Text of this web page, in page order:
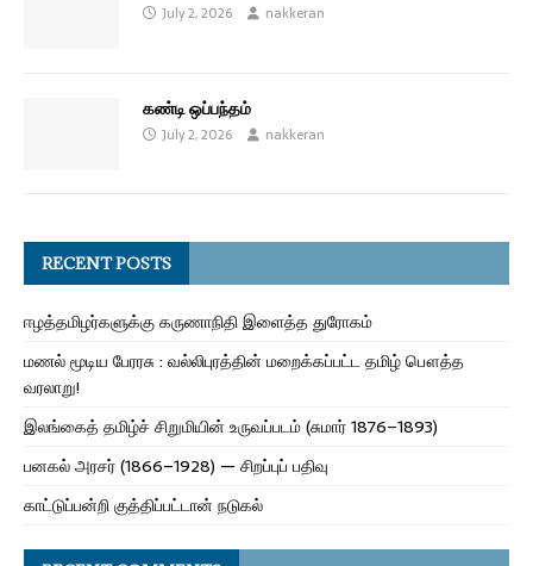
July 2, 2026 nakkeran
கண்டி ஒப்பந்தம்
July 2, 2026 nakkeran
RECENT POSTS
ஈழத்தமிழர்களுக்கு கருணாநிதி இளைத்த துரோகம்
மணல் மூடிய பேரரசு : வல்லிபுரத்தின் மறைக்கப்பட்ட தமிழ் பௌத்த
வரலாறு!
இலங்கைத் தமிழ்ச் சிறுமியின் உருவப்படம் (சுமார் 1876–1893)
பனகல் அரசர் (1866–1928) — சிறப்புப் பதிவு
காட்டுப்பன்றி குத்திப்பட்டான் நடுகல்